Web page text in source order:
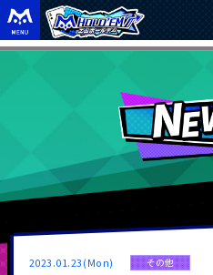
2023.01.23(Mon) その他